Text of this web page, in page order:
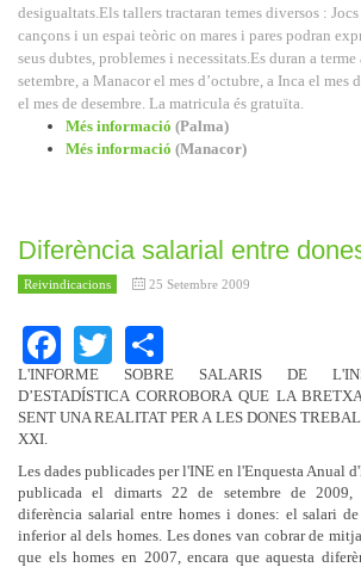
desigualtats. Els tallers tractaran temes diversos :
cançons i un espai teòric on mares i pares podran
seus dubtes, problemes i necessitats. Es duran a terme
setembre, a Manacor el mes d’octubre, a Inca el mes
el mes de desembre. La matricula és gratuïta.
Més informació (Palma)
Més informació (Manacor)
Diferència salarial entre
Reivindicacions 25 Setembre 2009
Facebook
Twitter
L'INFORME SOBRE SALARIS DE
D’ESTADÍSTICA CORROBORA QUE LA
SENT UNA REALITAT PER A LES DONES
XXI.
Les dades publicades per l'INE en l'Enquesta Anual
publicada el dimarts 22 de setembre de 2009,
diferència salarial entre homes i dones: el salari
inferior al dels homes. Les dones van cobrar de
que els homes en 2007, encara que aquesta